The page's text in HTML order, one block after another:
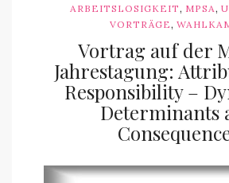
ARBEITSLOSIGKEIT, MPSA,
VORTRÄGE,
Vortrag auf der
Jahrestagung:
Responsibility –
Determinants